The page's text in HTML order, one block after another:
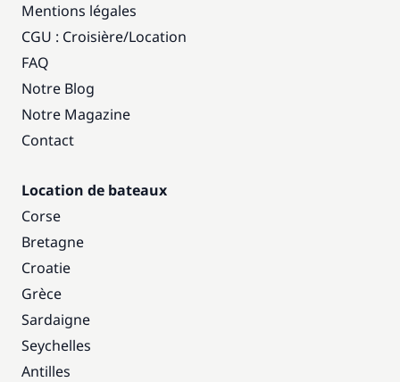
Mentions légales
CGU : Croisière/Location
FAQ
Notre Blog
Notre Magazine
Contact
Location de bateaux
Corse
Bretagne
Croatie
Grèce
Sardaigne
Seychelles
Antilles